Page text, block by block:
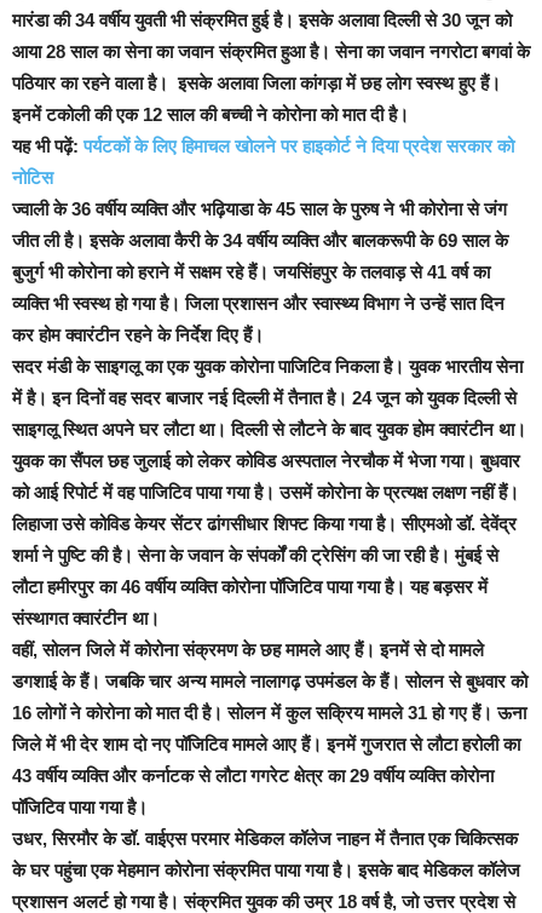
मारंडा की 34 वर्षीय युवती भी संक्रमित हुई है। इसके अलावा दिल्ली से 30 जून को
आया 28 साल का सेना का जवान संक्रमित हुआ है। सेना का जवान नगरोटा बगवां के
पठियार का रहने वाला है। इसके अलावा जिला कांगड़ा में छह लोग स्वस्थ हुए हैं।
इनमें टकोली की एक 12 साल की बच्ची ने कोरोना को मात दी है।
यह भी पढ़ें:पर्यटकों के लिए हिमाचल खोलने पर हाइकोर्ट ने दिया प्रदेश सरकार को
नोटिस
ज्वाली के 36 वर्षीय व्यक्ति और भढ़ियाडा के 45 साल के पुरुष ने भी कोरोना से जंग
जीत ली है। इसके अलावा कैरी के 34 वर्षीय व्यक्ति और बालकरूपी के 69 साल के
बुजुर्ग भी कोरोना को हराने में सक्षम रहे हैं। जयसिंहपुर के तलवाड़ से 41 वर्ष का
व्यक्ति भी स्वस्थ हो गया है। जिला प्रशासन और स्वास्थ्य विभाग ने उन्हें सात दिन
कर होम क्वारंटीन रहने के निर्देश दिए हैं।
सदर मंडी के साइगलू का एक युवक कोरोना पाजिटिव निकला है। युवक भारतीय सेना
में है। इन दिनों वह सदर बाजार नई दिल्ली में तैनात है। 24 जून को युवक दिल्ली से
साइगलू स्थित अपने घर लौटा था। दिल्ली से लौटने के बाद युवक होम क्वारंटीन था।
युवक का सैंपल छह जुलाई को लेकर कोविड अस्पताल नेरचौक में भेजा गया। बुधवार
को आई रिपोर्ट में वह पाजिटिव पाया गया है। उसमें कोरोना के प्रत्यक्ष लक्षण नहीं हैं।
लिहाजा उसे कोविड केयर सेंटर ढांगसीधार शिफ्ट किया गया है। सीएमओ डॉ. देवेंद्र
शर्मा ने पुष्टि की है। सेना के जवान के संपर्कों की ट्रेसिंग की जा रही है। मुंबई से
लौटा हमीरपुर का 46 वर्षीय व्यक्ति कोरोना पॉजिटिव पाया गया है। यह बड़सर में
संस्थागत क्वारंटीन था।
वहीं, सोलन जिले में कोरोना संक्रमण के छह मामले आए हैं। इनमें से दो मामले
डगशाई के हैं। जबकि चार अन्य मामले नालागढ़ उपमंडल के हैं। सोलन से बुधवार को
16 लोगों ने कोरोना को मात दी है। सोलन में कुल सक्रिय मामले 31 हो गए हैं। ऊना
जिले में भी देर शाम दो नए पॉजिटिव मामले आए हैं। इनमें गुजरात से लौटा हरोली का
43 वर्षीय व्यक्ति और कर्नाटक से लौटा गगरेट क्षेत्र का 29 वर्षीय व्यक्ति कोरोना
पॉजिटिव पाया गया है।
उधर, सिरमौर के डॉ. वाईएस परमार मेडिकल कॉलेज नाहन में तैनात एक चिकित्सक
के घर पहुंचा एक मेहमान कोरोना संक्रमित पाया गया है। इसके बाद मेडिकल कॉलेज
प्रशासन अलर्ट हो गया है। संक्रमित युवक की उम्र 18 वर्ष है, जो उत्तर प्रदेश से